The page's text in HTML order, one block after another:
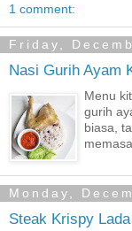
1 comment:
Friday,
Nasi Gurih Ayam
Menu
gurih
biasa,
Monday,
Steak Krispy